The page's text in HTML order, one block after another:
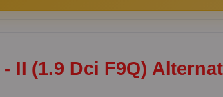
II (1.9 Dci F9Q)